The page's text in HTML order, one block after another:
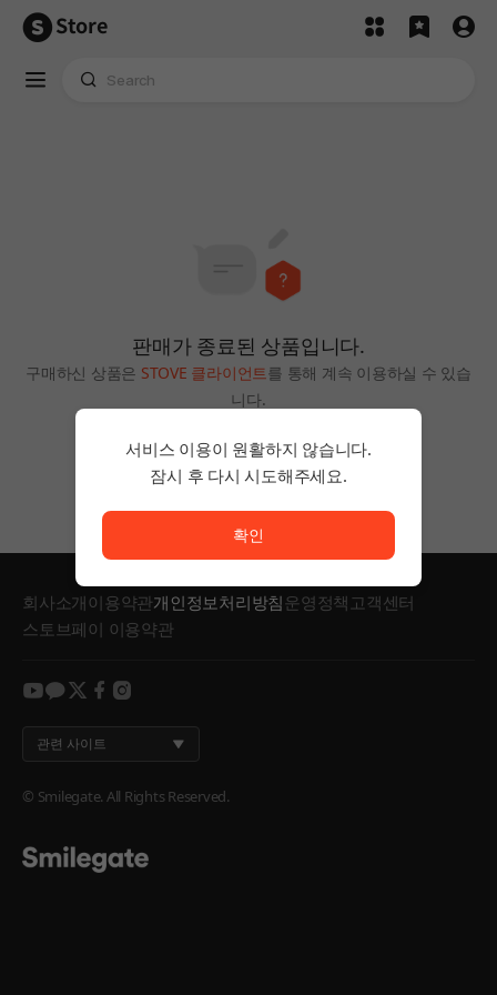
Store
판매가 종료된 상품입니다.
구매하신 상품은 STOVE 클라이언트를 통해 계속 이용하실 수 있습
니다.
홈으로
회사소개이용약관개인정보처리방침운영정책 고객센터
스토브페이 이용약관
youtube
kakaotwitterfacebook
instagram
관련 사이트
© Smilegate. All Rights Reserved.
서비스 이용이 원활하지 않습니다.
잠시 후 다시 시도해주세요.
확인